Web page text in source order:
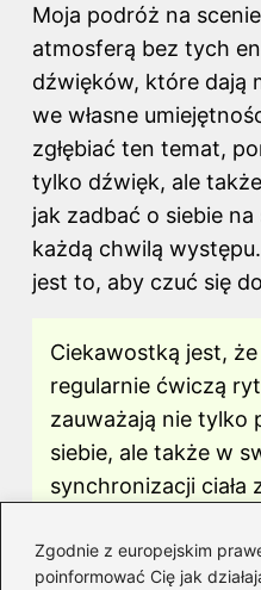
Zgodnie z europejskim
poinformować Cię jak
Moja podróż na scenie
atmosferą bez tych
dźwięków, które dają
we własne
zgłębiać ten temat,
tylko dźwięk, ale
jak zadbać o siebie
każdą chwilą
jest to, aby czuć się
Ciekawostką jest,
regularnie ćwiczą
zauważają nie tylko
siebie, ale także w
synchronizacji ciała
sceniczną i większą